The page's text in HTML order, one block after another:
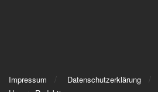
Impressum Datenschutzerklärung